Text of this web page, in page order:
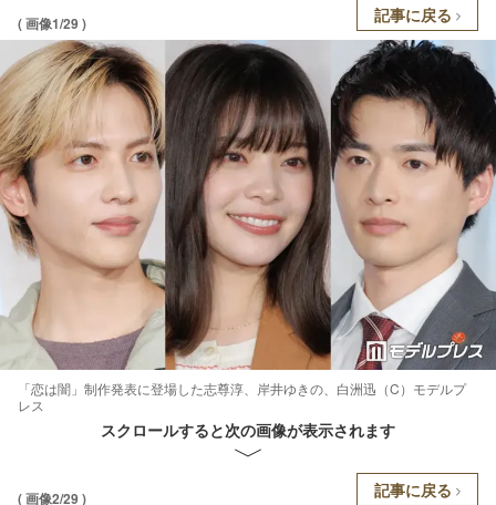
( 画像1/29 ) 記事に戻る
「恋は闇」制作発表に登場した志尊淳、岸井ゆきの、白洲迅（C）モデルプ
レス
スクロールすると次の画像が表示されます
( 画像2/29 ) 記事に戻る